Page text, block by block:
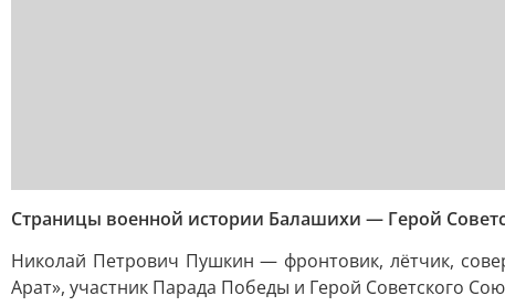
Страницы военной истории Балашихи — Герой
Николай Петрович Пушкин — фронтовик, лётчик,
Арат», участник Парада Победы и Герой Советского